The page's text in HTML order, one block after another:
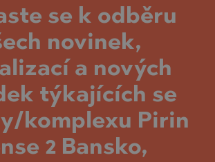
se k odběru
novinek,
a nových
týkajících se
komplexu Pirin
2 Bansko,